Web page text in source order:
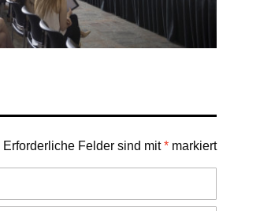
Erforderliche Felder sind mit* markiert